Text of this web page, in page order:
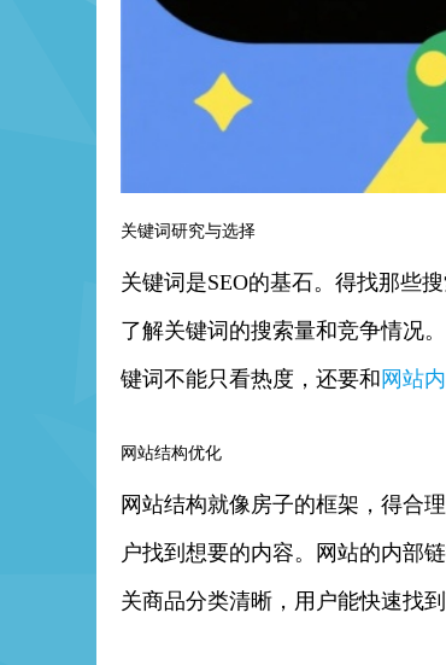
关键词研究与选择
关键词是SEO的基石。得找那些
了解关键词的搜索量和竞争情况
键词不能只看热度，还要和 网站
网站结构优化
网站结构就像房子的框架，得合
户找到想要的内容。网站的内部
关商品分类清晰，用户能快速找